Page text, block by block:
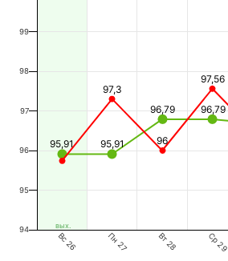
вых.
95,91 95,91
96,79 96,79
97,3
96
97,56
Вс 26 Пн 27 Вт 28 Ср 29
94
95
96
97
98
99